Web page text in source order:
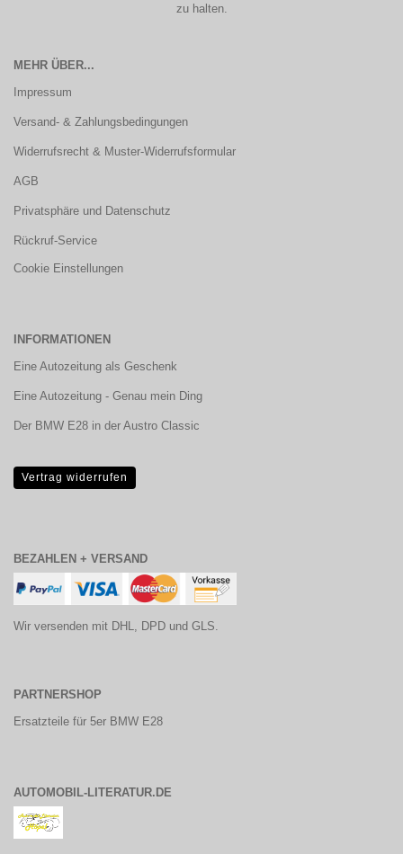
zu halten.
MEHR ÜBER...
Impressum
Versand- & Zahlungsbedingungen
Widerrufsrecht & Muster-Widerrufsformular
AGB
Privatsphäre und Datenschutz
Rückruf-Service
Cookie Einstellungen
INFORMATIONEN
Eine Autozeitung als Geschenk
Eine Autozeitung - Genau mein Ding
Der BMW E28 in der Austro Classic
Vertrag widerrufen
BEZAHLEN + VERSAND
Wir versenden mit DHL, DPD und GLS.
PARTNERSHOP
Ersatzteile für 5er BMW E28
AUTOMOBIL-LITERATUR.DE